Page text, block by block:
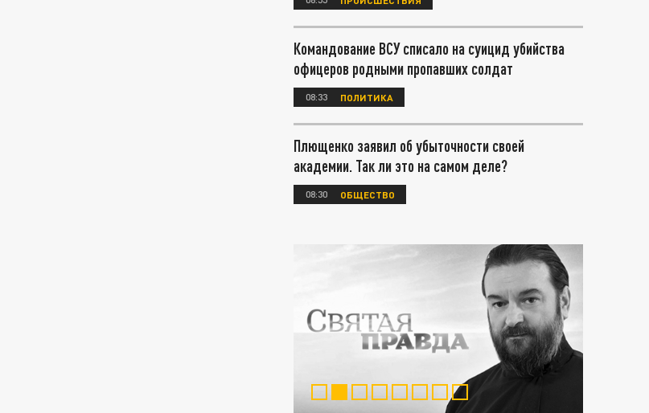
Командование ВСУ списало на суицид убийства
офицеров родными пропавших солдат
08:33 ПОЛИТИКА
Плющенко заявил об убыточности своей
академии. Так ли это на самом деле?
08:30 ОБЩЕСТВО